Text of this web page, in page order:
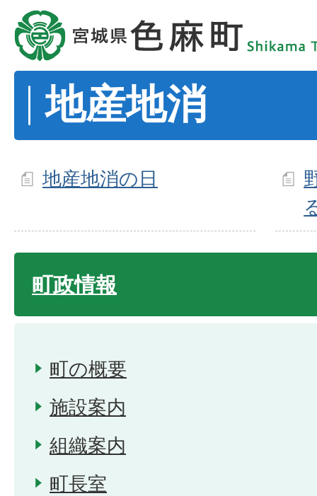
地産地消
地産地消の日
町政情報
町の概要
施設案内
組織案内
町長室